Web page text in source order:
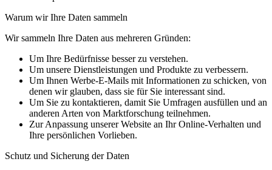
Warum wir Ihre Daten sammeln
Wir sammeln Ihre Daten aus mehreren Gründen:
Um Ihre Bedürfnisse besser zu verstehen.
Um unsere Dienstleistungen und Produkte zu verbessern.
Um Ihnen Werbe-E-Mails mit Informationen zu schicken, von
denen wir glauben, dass sie für Sie interessant sind.
Um Sie zu kontaktieren, damit Sie Umfragen ausfüllen und an
anderen Arten von Marktforschung teilnehmen.
Zur Anpassung unserer Website an Ihr Online-Verhalten und
Ihre persönlichen Vorlieben.
Schutz und Sicherung der Daten